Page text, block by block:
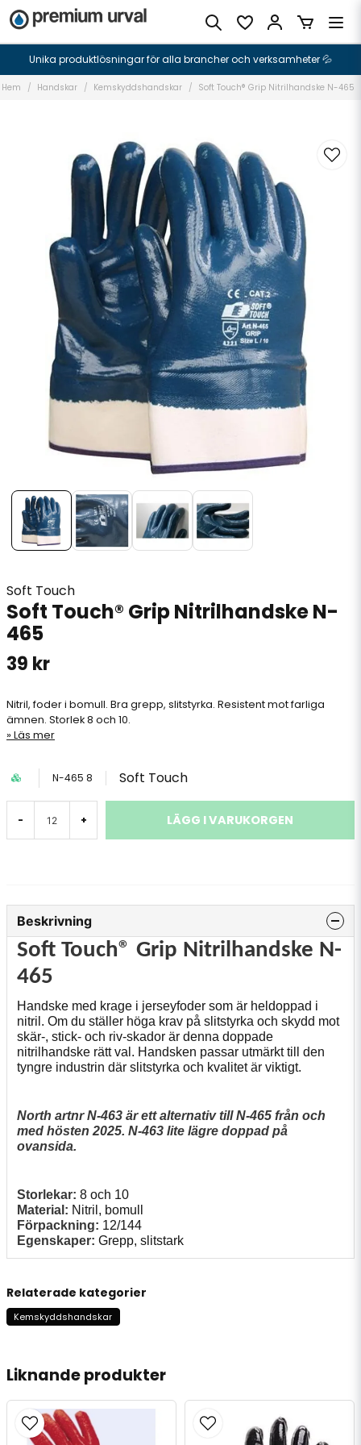
Unika produktlösningar för alla brancher och verksamheter 💦
Hem Handskar Kemskyddshandskar Soft Touch® Grip Nitrilhandske N-465
Soft Touch
Soft Touch® Grip Nitrilhandske N-
465
39 kr
Nitril, foder i bomull. Bra grepp, slitstyrka. Resistent mot farliga
ämnen. Storlek 8 och 10.
Läs mer
N-465 8 Soft Touch
- + LÄGG I VARUKORGEN
Liknande produkter
Beskrivning
Soft Touch® Grip Nitrilhandske N-
465
Handske med krage i jerseyfoder som är heldoppad i
nitril. Om du ställer höga krav på slitstyrka och skydd mot
skär-, stick- och riv-skador är denna doppade
nitrilhandske rätt val. Handsken passar utmärkt till den
tyngre industrin där slitstyrka och kvalitet är viktigt.
North artnr N-463 är ett alternativ till N-465 från och
med hösten 2025. N-463 lite lägre doppad på
ovansida.
Storlekar: 8 och 10
Material: Nitril, bomull
Förpackning: 12/144
Egenskaper: Grepp, slitstark
Relaterade kategorier
Kemskyddshandskar